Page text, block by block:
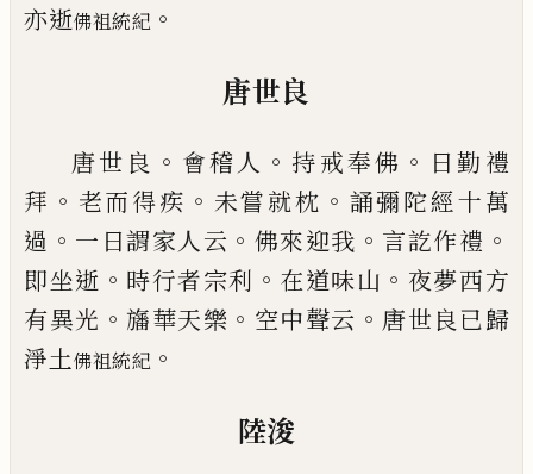
亦逝佛祖統紀 。
唐世良
唐世良 。 會稽人 。 持戒奉佛 。 日勤禮
拜 。 老而得疾 。 未嘗就枕 。 誦彌陀經十萬
過 。 一日謂家人云 。 佛來迎我 。 言訖作禮 。
即坐逝 。 時行者宗利 。 在道味山 。 夜夢西方
有異光 。 旛華天樂 。 空中聲云 。 唐世良 已歸
淨土佛祖統紀 。
陸浚